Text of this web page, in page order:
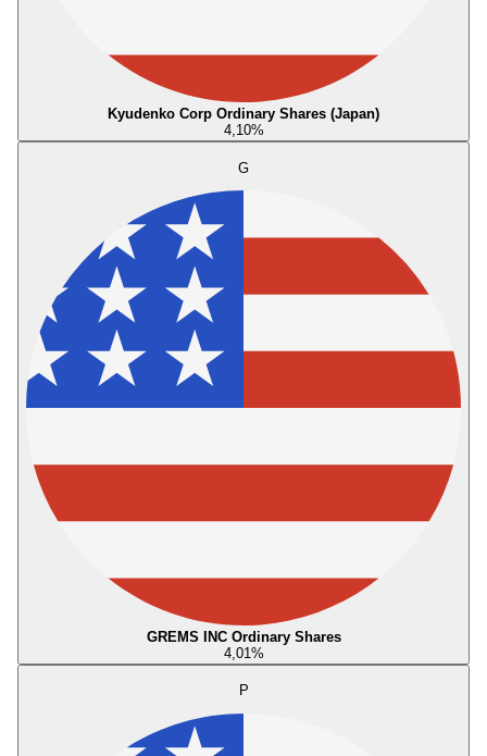
Kyudenko Corp Ordinary Shares (Japan)
4,10%
G
GREMS INC Ordinary Shares
4,01 %
P